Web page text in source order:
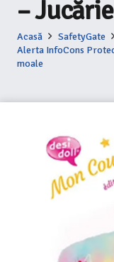
–
Acasă
SafetyGate
Alerta InfoCons
moale